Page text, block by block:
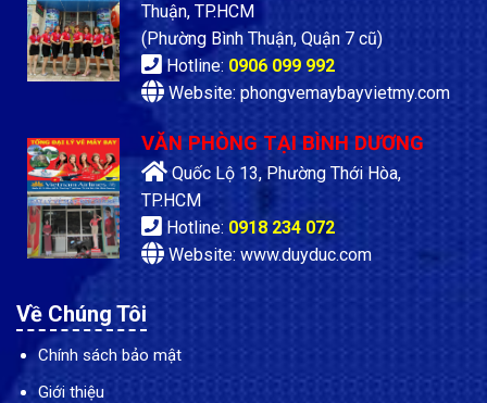
Thuận, TP.HCM
(Phường Bình Thuận, Quận 7 cũ)
Hotline: 0906 099 992
Website: phongvemaybayvietmy.com
VĂN PHÒNG TẠI BÌNH DƯƠNG
Quốc Lộ 13, Phường Thới Hòa,
TP.HCM
Hotline: 0918 234 072
Website: www.duyduc.com
Về Chúng Tôi
Chính sách bảo mật
Giới thiệu